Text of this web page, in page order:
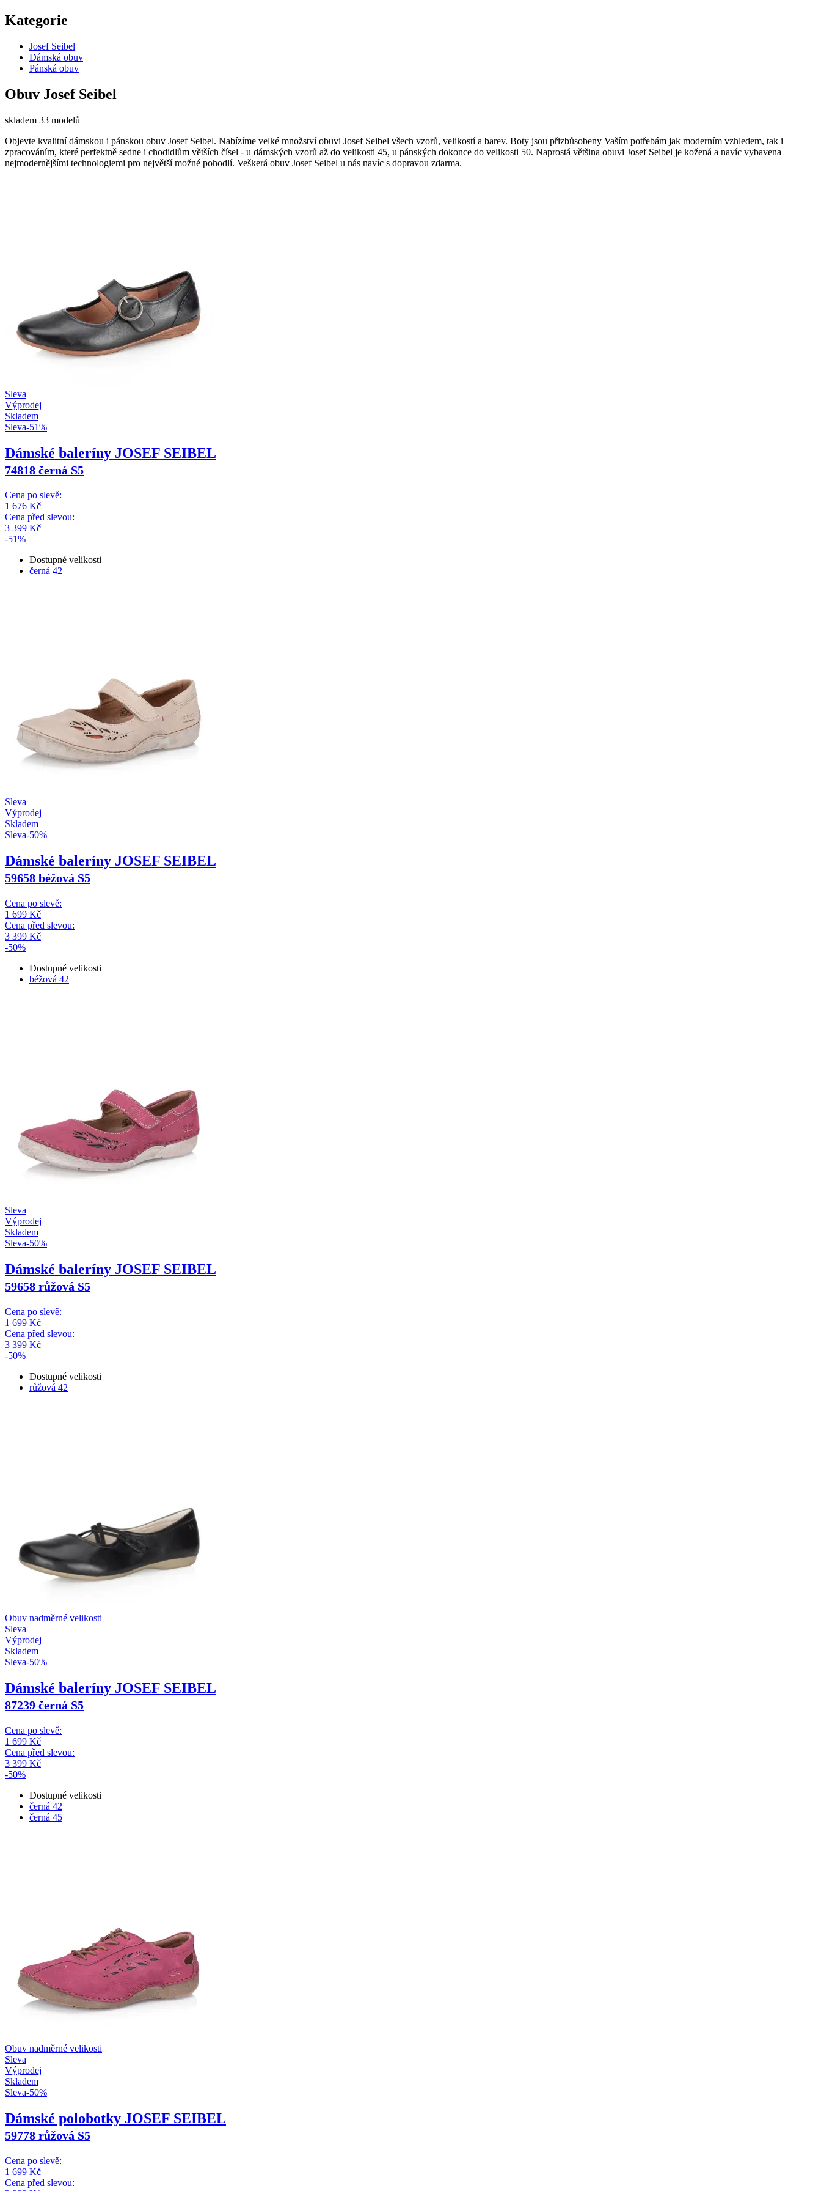
Kategorie
Josef Seibel
Dámská obuv
Pánská obuv
Obuv Josef Seibel
skladem 33 modelů
Objevte kvalitní dámskou i pánskou obuv Josef Seibel. Nabízíme velké množství obuvi Josef Seibel všech vzorů, velikostí a barev. Boty jsou přizbůsobeny Vaším potřebám jak moderním vzhledem, tak i
zpracováním, které perfektně sedne i chodidlům větších čísel - u dámských vzorů až do velikosti 45, u pánských dokonce do velikosti 50. Naprostá většina obuvi Josef Seibel je kožená a navíc vybavena
nejmodernějšími technologiemi pro největší možné pohodlí. Veškerá obuv Josef Seibel u nás navíc s dopravou zdarma.
Sleva
Výprodej
Skladem
Sleva-51%
Dámské baleríny JOSEF SEIBEL
74818 černá S5
Cena po slevě:
1 676 Kč
Cena před slevou:
3 399 Kč
-51%
Dostupné velikosti
černá 42
Sleva
Výprodej
Skladem
Sleva-50%
Dámské baleríny JOSEF SEIBEL
59658 béžová S5
Cena po slevě:
1 699 Kč
Cena před slevou:
3 399 Kč
-50%
Dostupné velikosti
béžová 42
Sleva
Výprodej
Skladem
Sleva-50%
Dámské baleríny JOSEF SEIBEL
59658 růžová S5
Cena po slevě:
1 699 Kč
Cena před slevou:
3 399 Kč
-50%
Dostupné velikosti
růžová 42
Obuv nadměrné velikosti
Sleva
Výprodej
Skladem
Sleva-50%
Dámské baleríny JOSEF SEIBEL
87239 černá S5
Cena po slevě:
1 699 Kč
Cena před slevou:
3 399 Kč
-50%
Dostupné velikosti
černá 42
černá 45
Obuv nadměrné velikosti
Sleva
Výprodej
Skladem
Sleva-50%
Dámské polobotky JOSEF SEIBEL
59778 růžová S5
Cena po slevě:
1 699 Kč
Cena před slevou: